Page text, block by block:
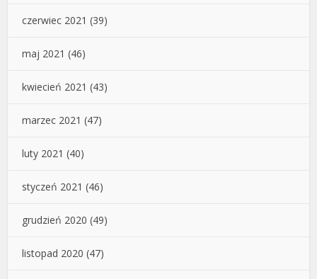
czerwiec 2021 (39)
maj 2021 (46)
kwiecień 2021 (43)
marzec 2021 (47)
luty 2021 (40)
styczeń 2021 (46)
grudzień 2020 (49)
listopad 2020 (47)